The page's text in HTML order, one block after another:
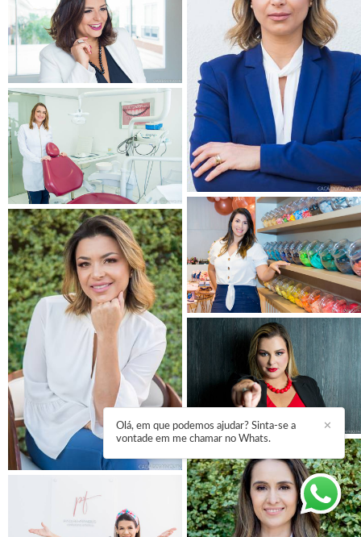
✕
Olá, em que podemos ajudar? Sinta-se a
vontade em me chamar no Whats.